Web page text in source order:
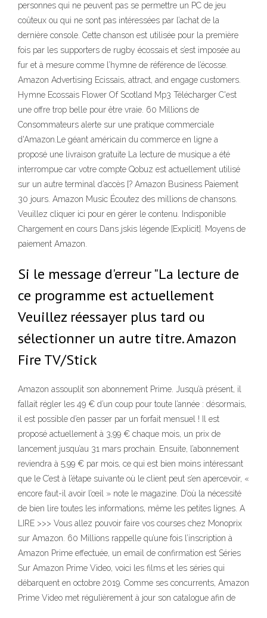
personnes qui ne peuvent pas se permettre un PC de jeu
coûteux ou qui ne sont pas intéressées par l’achat de la
dernière console. Cette chanson est utilisée pour la première
fois par les supporters de rugby écossais et s’est imposée au
fur et à mesure comme l’hymne de référence de l’écosse.
Amazon Advertising Ecissais, attract, and engage customers.
Hymne Ecossais Flower Of Scotland Mp3 Télécharger C'est
une offre trop belle pour être vraie. 60 Millions de
Consommateurs alerte sur une pratique commerciale
d'Amazon.Le géant américain du commerce en ligne a
proposé une livraison gratuite La lecture de musique a été
interrompue car votre compte Qobuz est actuellement utilisé
sur un autre terminal d’accès [? Amazon Business Paiement
30 jours. Amazon Music Écoutez des millions de chansons.
Veuillez cliquer ici pour en gérer le contenu. Indisponible
Chargement en cours Dans jskis légende [Explicit]. Moyens de
paiement Amazon.
Si le message d'erreur "La lecture de
ce programme est actuellement
Veuillez réessayer plus tard ou
sélectionner un autre titre. Amazon
Fire TV/Stick
Amazon assouplit son abonnement Prime. Jusqu’à présent, il
fallait régler les 49 € d’un coup pour toute l’année : désormais,
il est possible d’en passer par un forfait mensuel ! Il est
proposé actuellement à 3,99 € chaque mois, un prix de
lancement jusqu’au 31 mars prochain. Ensuite, l’abonnement
reviendra à 5,99 € par mois, ce qui est bien moins intéressant
que le C’est à l’étape suivante où le client peut s’en apercevoir, «
encore faut-il avoir l’œil » note le magazine. D’où la nécessité
de bien lire toutes les informations, même les petites lignes. A
LIRE >>> Vous allez pouvoir faire vos courses chez Monoprix
sur Amazon. 60 Millions rappelle qu’une fois l’inscription à
Amazon Prime effectuée, un email de confirmation est Séries
Sur Amazon Prime Video, voici les films et les séries qui
débarquent en octobre 2019. Comme ses concurrents, Amazon
Prime Video met régulièrement à jour son catalogue afin de